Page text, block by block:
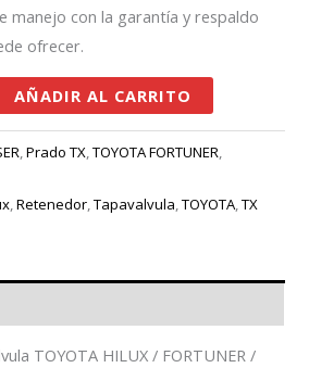
manejo con la garantía y respaldo
ofrecer.
AÑADIR AL CARRITO
,Prado TX,TOYOTA FORTUNER,
,Retenedor,Tapavalvula,TOYOTA,TX
TOYOTA HILUX / FORTUNER /